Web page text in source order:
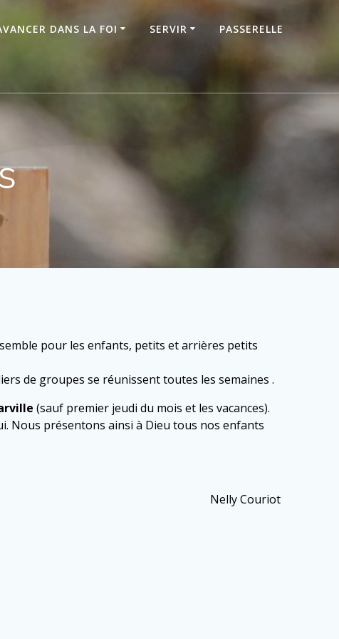
DANS LA FOI SERVIR PASSERELLE
pour les enfants, petits et arrières petits
de groupes se réunissent toutes les semaines .
(sauf premier jeudi du mois et les vacances).
Nous présentons ainsi à Dieu tous nos enfants
Nelly Couriot